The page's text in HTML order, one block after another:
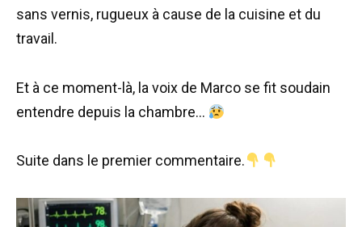
sans vernis, rugueux à cause de la cuisine et du
travail.
Et à ce moment-là, la voix de Marco se fit soudain
entendre depuis la chambre…
Suite dans le premier commentaire.